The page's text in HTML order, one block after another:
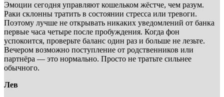
Эмоции сегодня управляют кошельком жёстче, чем разум.
Раки склонны тратить в состоянии стресса или тревоги.
Поэтому лучше не открывать никаких уведомлений от банка
первые часа четыре после пробуждения. Когда фон
успокоится, проверьте баланс один раз и больше не лезьте.
Вечером возможно поступление от родственников или
партнёра — это нормально. Просто не тратьте сильнее
обычного.
Лев